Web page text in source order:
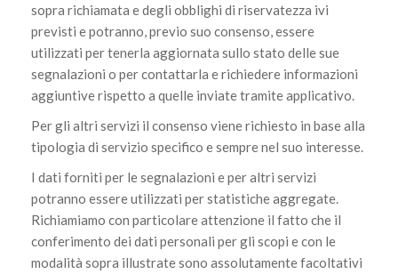
sopra richiamata e degli obblighi di riservatezza ivi
previsti e potranno, previo suo consenso, essere
utilizzati per tenerla aggiornata sullo stato delle sue
segnalazioni o per contattarla e richiedere informazioni
aggiuntive rispetto a quelle inviate tramite applicativo.
Per gli altri servizi il consenso viene richiesto in base alla
tipologia di servizio specifico e sempre nel suo interesse.
I dati forniti per le segnalazioni e per altri servizi
potranno essere utilizzati per statistiche aggregate.
Richiamiamo con particolare attenzione il fatto che il
conferimento dei dati personali per gli scopi e con le
modalità sopra illustrate sono assolutamente facoltativi